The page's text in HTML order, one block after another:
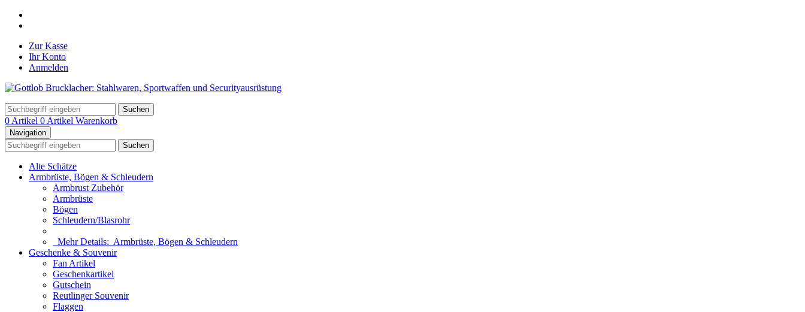
Zur Kasse
Ihr Konto
Anmelden
Suchen
0 Artikel 0 Artikel Warenkorb
Navigation
Suchen
Alte Schätze
Armbrüste, Bögen & Schleudern
Armbrust Zubehör
Armbrüste
Bögen
Schleudern/Blasrohr
Mehr Details: Armbrüste, Bögen & Schleudern
Geschenke & Souvenir
Fan Artikel
Geschenkartikel
Gutschein
Reutlinger Souvenir
Flaggen